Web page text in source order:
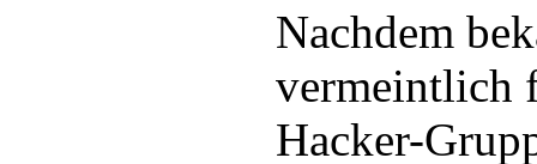
Nachdem
vermeintlich
Hacker-